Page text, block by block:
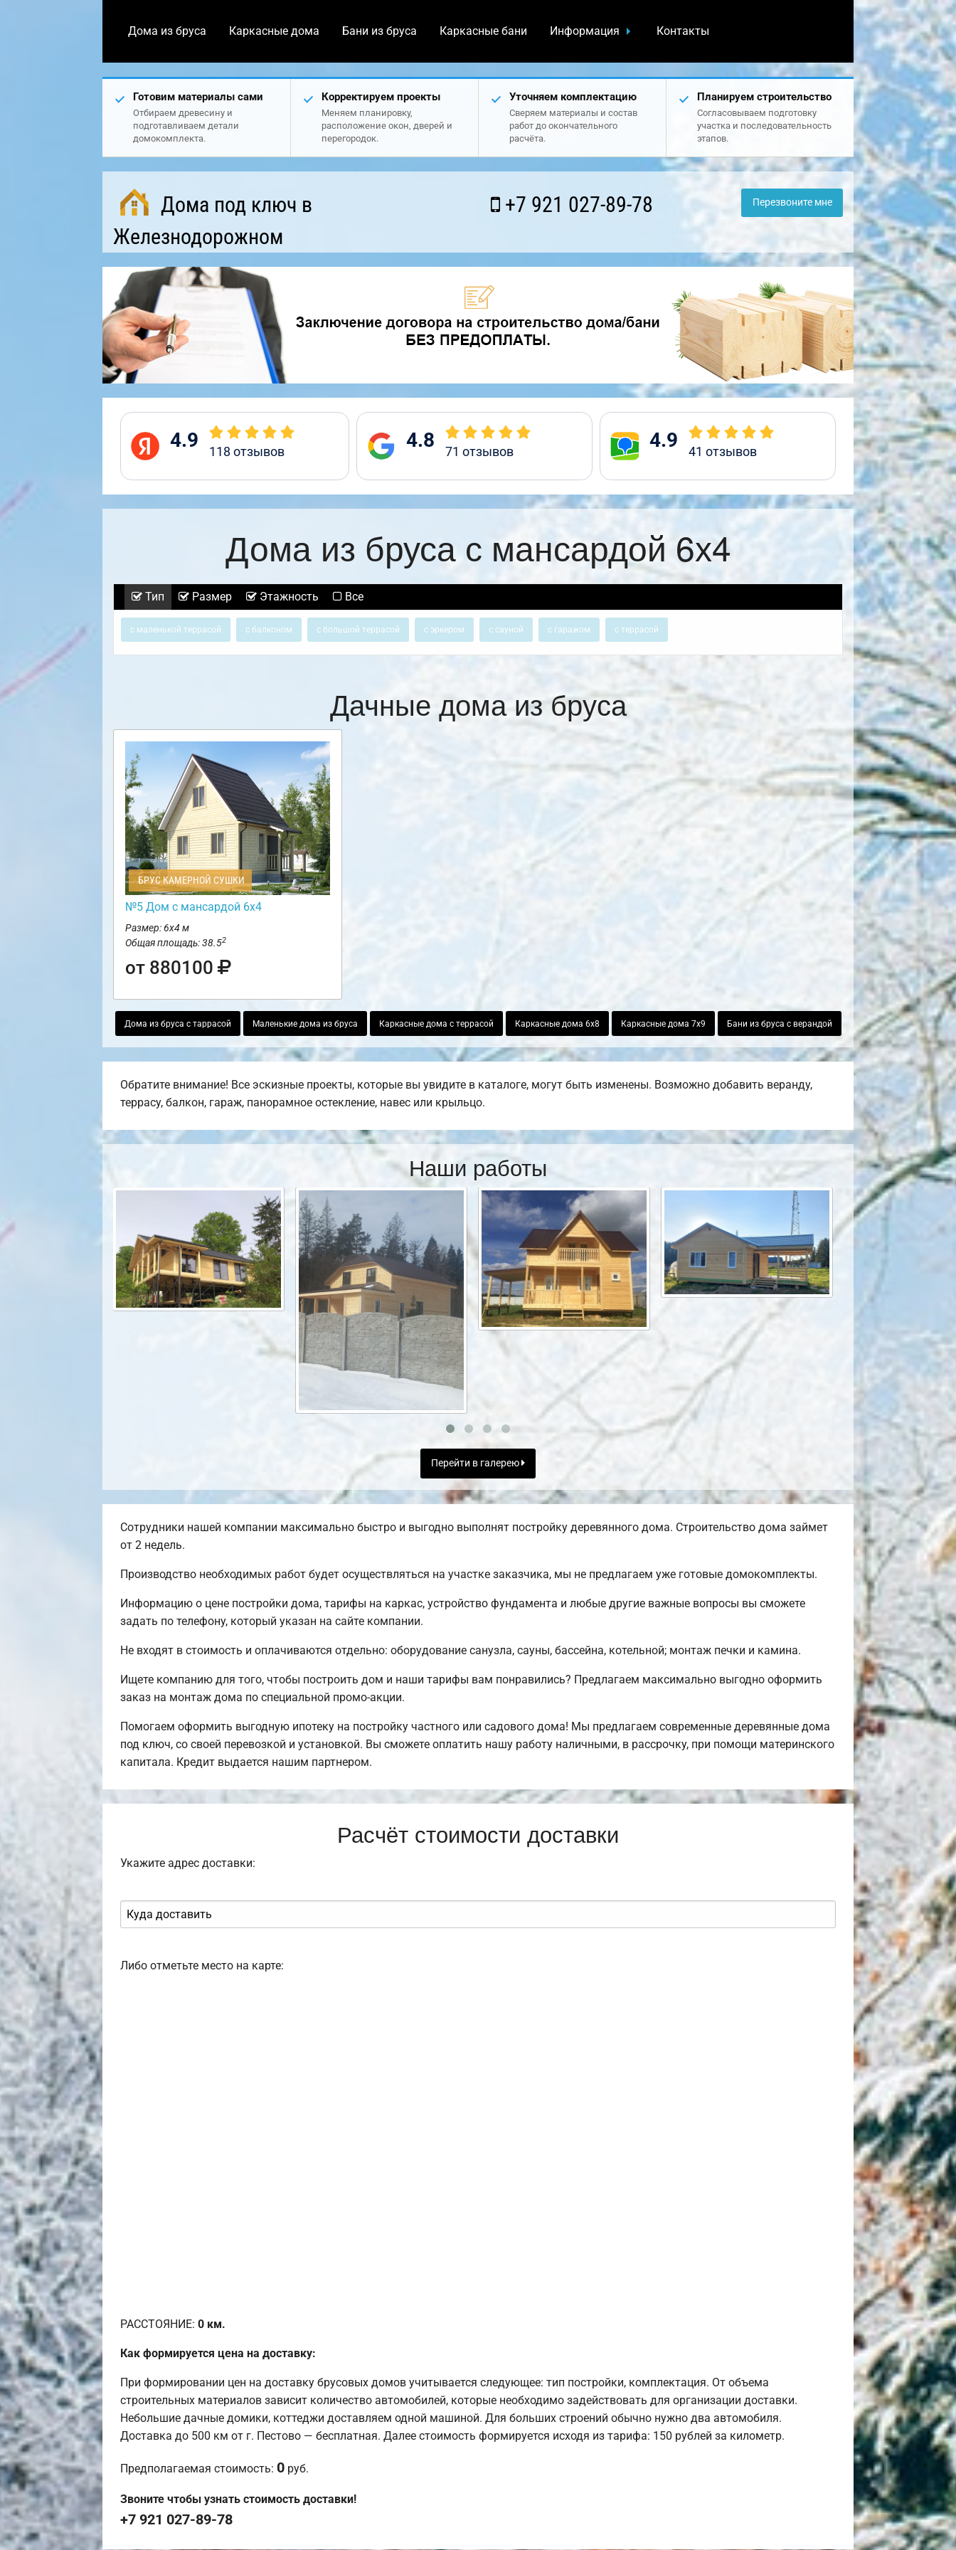
Дома из бруса Каркасные дома Бани из бруса Каркасные бани Информация Контакты
Готовим материалы сами
Отбираем древесину и
подготавливаем детали
домокомплекта.
Корректируем проекты
Меняем планировку,
расположение окон, дверей и
перегородок.
Уточняем комплектацию
Сверяем материалы и состав
работ до окончательного
расчёта.
Планируем строительство
Согласовываем подготовку
участка и последовательность
этапов.
Дома под ключ в
Железнодорожном
+7 921 027-89-78 Перезвоните мне
4.9 118 отзывов 4.8 71 отзывов 4.9 41 отзывов
Дома из бруса с мансардой 6х4
Тип Размер Этажность Все
с маленькой террасой с балконом с большой террасой с эркером с сауной с гаражом с террасой
Дачные дома из бруса
БРУС КАМЕРНОЙ СУШКИ
№5 Дом с мансардой 6х4
Размер: 6х4 м
Общая площадь: 38.52
от 880100
Дома из бруса с таррасой Маленькие дома из бруса Каркасные дома с террасой Каркасные дома 6х8 Каркасные дома 7х9 Бани из бруса с верандой
Обратите внимание! Все эскизные проекты, которые вы увидите в каталоге, могут быть изменены. Возможно добавить веранду,
террасу, балкон, гараж, панорамное остекление, навес или крыльцо.
Наши работы
Перейти в галерею
Сотрудники нашей компании максимально быстро и выгодно выполнят постройку деревянного дома. Строительство дома займет
от 2 недель.
Производство необходимых работ будет осуществляться на участке заказчика, мы не предлагаем уже готовые домокомплекты.
Информацию о цене постройки дома, тарифы на каркас, устройство фундамента и любые другие важные вопросы вы сможете
задать по телефону, который указан на сайте компании.
Не входят в стоимость и оплачиваются отдельно: оборудование санузла, сауны, бассейна, котельной; монтаж печки и камина.
Ищете компанию для того, чтобы построить дом и наши тарифы вам понравились? Предлагаем максимально выгодно оформить
заказ на монтаж дома по специальной промо-акции.
Помогаем оформить выгодную ипотеку на постройку частного или садового дома! Мы предлагаем современные деревянные дома
под ключ, со своей перевозкой и установкой. Вы сможете оплатить нашу работу наличными, в рассрочку, при помощи материнского
капитала. Кредит выдается нашим партнером.
Расчёт стоимости доставки
Укажите адрес доставки:
Либо отметьте место на карте:
РАССТОЯНИЕ: 0 км.
Как формируется цена на доставку:
При формировании цен на доставку брусовых домов учитывается следующее: тип постройки, комплектация. От объема
строительных материалов зависит количество автомобилей, которые необходимо задействовать для организации доставки.
Небольшие дачные домики, коттеджи доставляем одной машиной. Для больших строений обычно нужно два автомобиля.
Доставка до 500 км от г. Пестово — бесплатная. Далее стоимость формируется исходя из тарифа: 150 рублей за километр.
Предполагаемая стоимость: 0 руб.
Звоните чтобы узнать стоимость доставки!
+7 921 027-89-78